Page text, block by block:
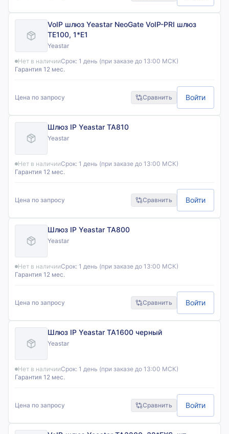
VoIP шлюз Yeastar NeoGate VoIP-PRI шлюз
TE100, 1*E1
Yeastar
Нет в наличииСрок: 1 день (при заказе до 13:00 МСК)
Гарантия 12 мес.
Цена по запросу Сравнить Войти
Шлюз IP Yeastar TA810
Yeastar
Нет в наличииСрок: 1 день (при заказе до 13:00 МСК)
Гарантия 12 мес.
Цена по запросу Сравнить Войти
Шлюз IP Yeastar TA800
Yeastar
Нет в наличииСрок: 1 день (при заказе до 13:00 МСК)
Гарантия 12 мес.
Цена по запросу Сравнить Войти
Шлюз IP Yeastar TA1600 черный
Yeastar
Нет в наличииСрок: 1 день (при заказе до 13:00 МСК)
Гарантия 12 мес.
Цена по запросу Сравнить Войти